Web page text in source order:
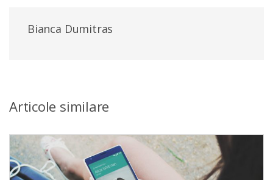
Bianca Dumitras
Articole similare